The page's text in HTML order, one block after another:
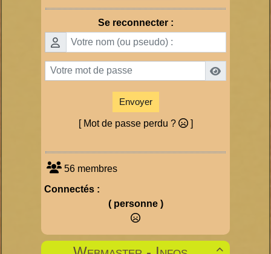
Se reconnecter :
Envoyer
[ Mot de passe perdu ? ]
56 membres
Connectés :
( personne )
